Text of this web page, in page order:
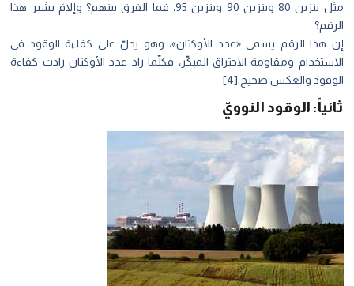
مثل بنزين 80 وبنزين 90 وبنزين 95، فما الفرق بينهم؟ وإلامَ يشير هذا
الرقم؟
إن هذا الرقم يسمى «عدد الأوكتان»، وهو يدلّ على كفاءة الوقود في
الاستخدام ومقاومة الاحتراق المبكّر، فكلّما زاد عدد الأوكتان زادت كفاءة
الوقود والعكس صحيح.[4]
ثانياً: الوقود النوويّ